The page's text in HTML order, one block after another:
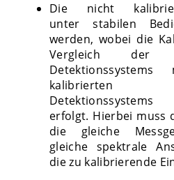
Die nicht
unter stabilen
werden, wobei die
Vergleich der
kalibrierten
Detektionssystems
erfolgt. Hierbei muss
die gleiche
gleiche spektrale
die zu kalibrierende